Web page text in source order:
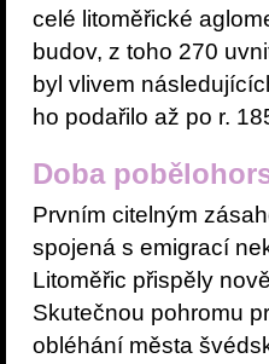
celé litoměřické
budov, z toho 270
byl vlivem
ho podařilo až po r.
Doba
Prvním citelným
spojená s emigrací
Litoměřic přispěly
Skutečnou pohromu
obléhání města